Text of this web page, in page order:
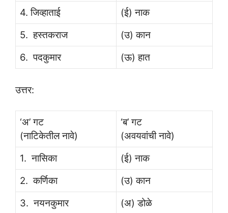
4. जिव्हाताई
(ई) नाक
5. हस्तकराज
(उ) कान
6. पदकुमार
(ऊ) हात
उत्तर:
‘अ’ गट
(नाटिकेतील नावे)
‘ब’ गट
(अवयवांची नावे)
1. नासिका
(ई) नाक
2. कर्णिका
(उ) कान
3. नयनकुमार
(अ) डोळे